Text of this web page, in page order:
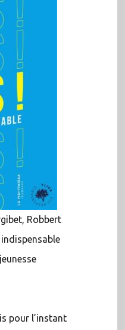
Robbert
pour l’instant